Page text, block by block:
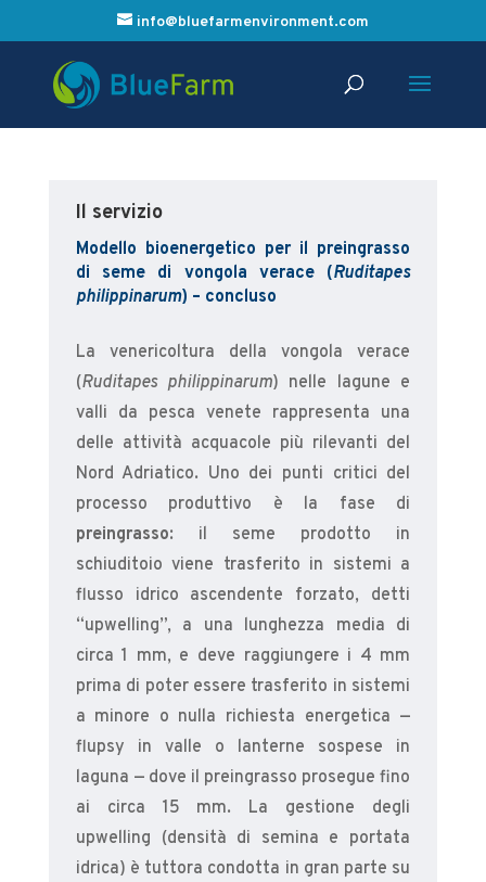
info@bluefarmenvironment.com
Il servizio
Modello bioenergetico per il preingrasso
di seme di vongola verace (Ruditapes
philippinarum) – concluso
La venericoltura della vongola verace
(Ruditapes philippinarum) nelle lagune e
valli da pesca venete rappresenta una
delle attività acquacole più rilevanti del
Nord Adriatico. Uno dei punti critici del
processo produttivo è la fase di
preingrasso: il seme prodotto in
schiuditoio viene trasferito in sistemi a
flusso idrico ascendente forzato, detti
“upwelling”, a una lunghezza media di
circa 1 mm, e deve raggiungere i 4 mm
prima di poter essere trasferito in sistemi
a minore o nulla richiesta energetica —
flupsy in valle o lanterne sospese in
laguna — dove il preingrasso prosegue fino
ai circa 15 mm. La gestione degli
upwelling (densità di semina e portata
idrica) è tuttora condotta in gran parte su